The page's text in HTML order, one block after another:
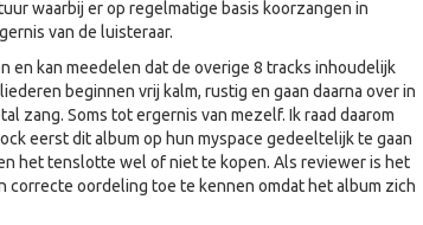
waarbij er op regelmatige basis koorzangen in
van de luisteraar.
en kan meedelen dat de overige 8 tracks inhoudelijk
beginnen vrij kalm, rustig en gaan daarna over in
zang. Soms tot ergernis van mezelf. Ik raad daarom
eerst dit album op hun myspace gedeeltelijk te gaan
het tenslotte wel of niet te kopen. Als reviewer is het
correcte oordeling toe te kennen omdat het album zich